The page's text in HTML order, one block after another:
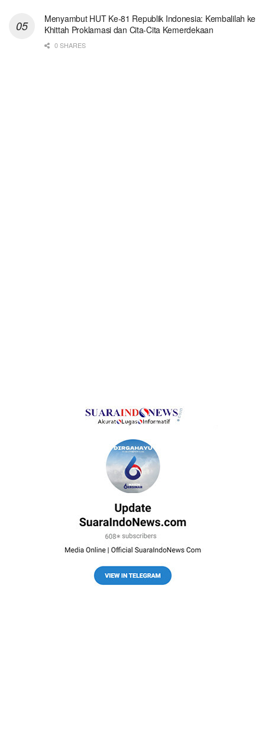
Menyambut HUT Ke-81 Republik Indonesia: Kembalilah ke
Khittah Proklamasi dan Cita-Cita Kemerdekaan
0 SHARES